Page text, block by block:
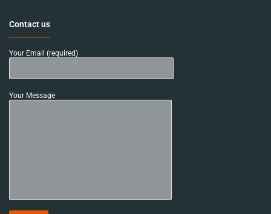
Contact us
Your Email (required)
Your Message